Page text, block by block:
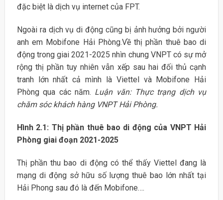
đặc biệt là dịch vụ internet của FPT.
Ngoài ra dịch vụ di động cũng bị ảnh hưởng bởi người
anh em Mobifone Hải Phòng.Về thị phần thuê bao di
động trong giai 2021-2025 nhìn chung VNPT có sự mở
rộng thị phần tuy nhiên vẫn xếp sau hai đối thủ cạnh
tranh lớn nhất cả mình là Viettel và Mobifone Hải
Phòng qua các năm. Luận văn: Thực trạng dịch vụ
chăm sóc khách hàng VNPT Hải Phòng.
Hình 2.1: Thị phần thuê bao di động của VNPT Hải
Phòng giai đoạn 2021-2025
Thị phần thu bao di động có thể thấy Viettel đang là
mạng di động sở hữu số lượng thuê bao lớn nhất tại
Hải Phong sau đó là đến Mobifone….